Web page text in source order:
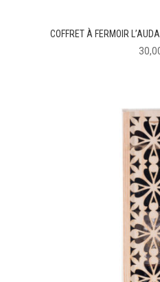
COFFRET À FERMOIR